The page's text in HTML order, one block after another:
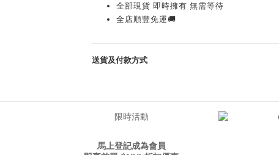
全部現貨 即時擁有 無需等待
全店順豐免運🚚
送貨及付款方式
限時活動
馬上登記成為會員